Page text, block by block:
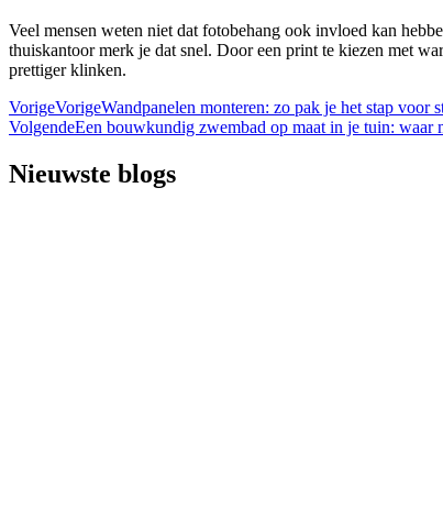
Veel mensen weten niet dat fotobehang ook invloed kan
thuiskantoor merk je dat snel. Door een print te kiezen met
prettiger klinken.
VorigeVorigeWandpanelen monteren: zo pak je het stap voor
VolgendeEen bouwkundig zwembad op maat in je tuin: waar
Nieuwste blogs